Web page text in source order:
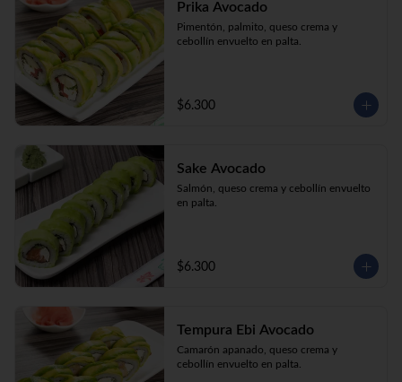
Prika Avocado
Pimentón, palmito, queso crema y
cebollín envuelto en palta.
$6.300
Sake Avocado
Salmón, queso crema y cebollín envuelto
en palta.
$6.300
Tempura Ebi Avocado
Camarón apanado, queso crema y
cebollín envuelto en palta.